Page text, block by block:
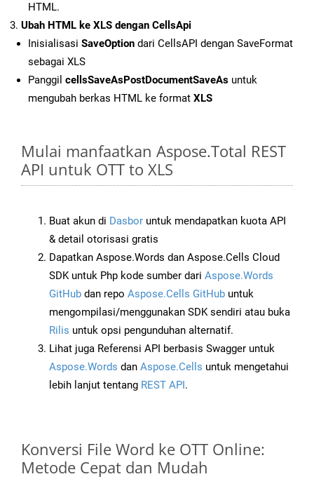
HTML.
Ubah HTML ke XLS dengan CellsApi
Inisialisasi SaveOption dari CellsAPI dengan SaveFormat
sebagai XLS
Panggil cellsSaveAsPostDocumentSaveAs untuk
mengubah berkas HTML ke format XLS
Mulai manfaatkan Aspose.Total REST
API untuk OTT to XLS
Buat akun di Dasbor untuk mendapatkan kuota API
& detail otorisasi gratis
Dapatkan Aspose.Words dan Aspose.Cells Cloud
SDK untuk Php kode sumber dari Aspose.Words
GitHub dan repo Aspose.Cells GitHub untuk
mengompilasi/menggunakan SDK sendiri atau buka
Rilis untuk opsi pengunduhan alternatif.
Lihat juga Referensi API berbasis Swagger untuk
Aspose.Words dan Aspose.Cells untuk mengetahui
lebih lanjut tentang REST API.
Konversi File Word ke OTT Online:
Metode Cepat dan Mudah